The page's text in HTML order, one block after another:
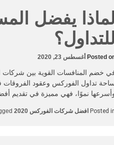
للتداول؟
Posted أغسطس 23, 2020
تداول الفوركس وعقود الفروقات
نموًا، فهي مميزة في تقديم
Posted افضل شركات الفوركس 2020